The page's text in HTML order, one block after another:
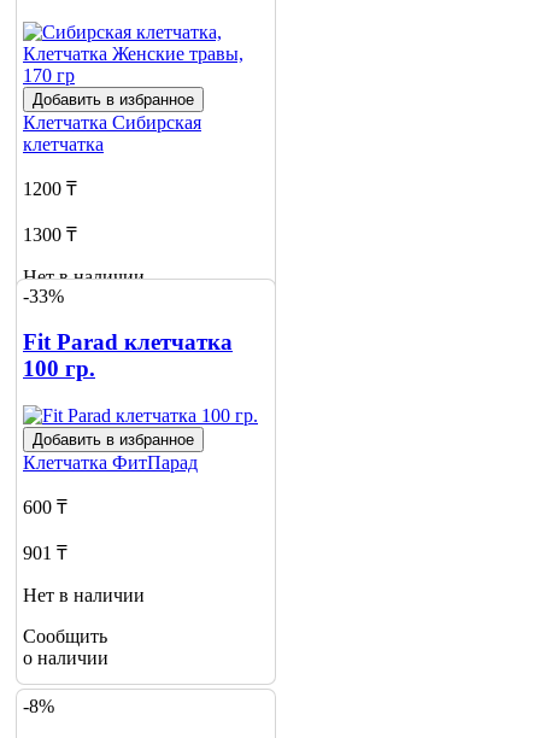
Добавить в избранное
Клетчатка Сибирская
клетчатка
1200 ₸
1300 ₸
Нет в наличии
о наличии
-33%
Fit Parad клетчатка
100 гр.
Добавить в избранное
Клетчатка ФитПарад
600 ₸
901 ₸
Нет в наличии
Сообщить
о наличии
-8%